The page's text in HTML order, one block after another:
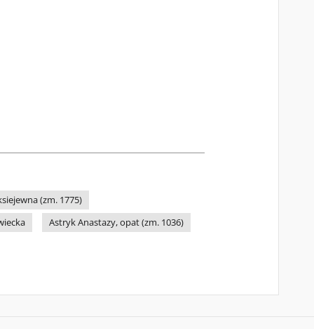
(zm. 1775)
Astryk Anastazy, opat (zm. 1036)